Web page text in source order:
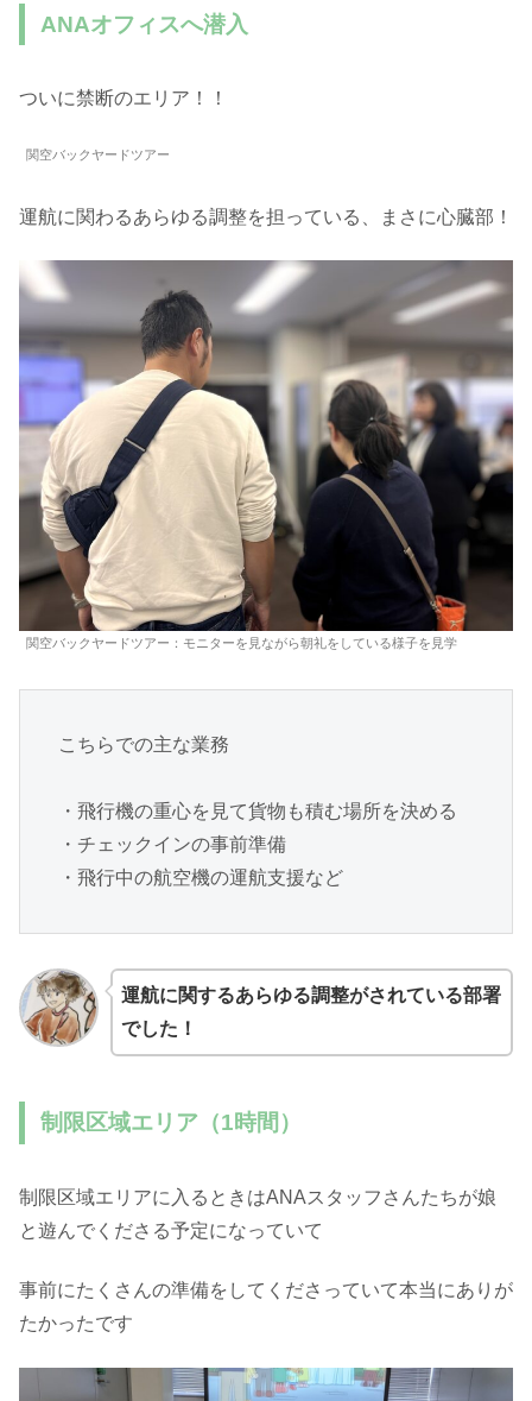
ANAオフィスへ潜入
ついに禁断のエリア！！
関空バックヤードツアー
運航に関わるあらゆる調整を担っている、まさに心臓部！
関空バックヤードツアー：モニターを見ながら朝礼をしている様子を見学
こちらでの主な業務
・飛行機の重心を見て貨物も積む場所を決める
・チェックインの事前準備
・飛行中の航空機の運航支援など
運航に関するあらゆる調整がされている部署
でした！
制限区域エリア（1時間）
制限区域エリアに入るときはANAスタッフさんたちが娘
と遊んでくださる予定になっていて
事前にたくさんの準備をしてくださっていて本当にありが
たかったです